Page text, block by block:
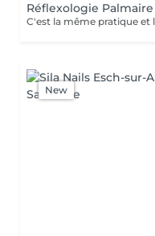
Réflexologie
New